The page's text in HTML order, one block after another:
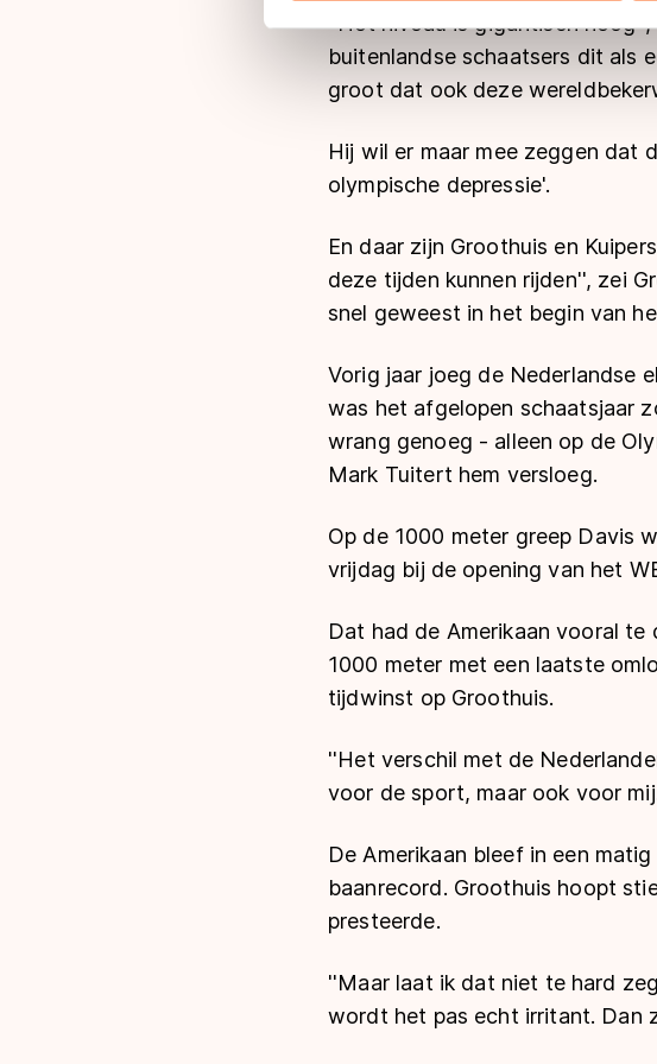
adequaat beschermingsniveau geldt
Meer informatie vindt u in onscookiebeleid
''Het niveau is gigantisch
buitenlandse schaatsers dit als
groot dat ook deze
Hij wil er maar mee zeggen dat
olympische depressie'.
En daar zijn Groothuis en
deze tijden kunnen rijden'', zei
snel geweest in het begin van
Vorig jaar joeg de Nederlandse
was het afgelopen schaatsjaar
wrang genoeg - alleen op de
Mark Tuitert hem versloeg.
Op de 1000 meter greep Davis
vrijdag bij de opening van het
Dat had de Amerikaan vooral te
1000 meter met een laatste
tijdwinst op Groothuis.
''Het verschil met de
voor de sport, maar ook voor
De Amerikaan bleef in een
baanrecord. Groothuis hoopt
presteerde.
''Maar laat ik dat niet te hard
wordt het pas echt irritant. Dan